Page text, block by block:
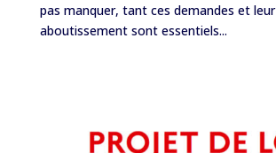
pas manquer, tant ces demandes et leur
aboutissement sont essentiels...